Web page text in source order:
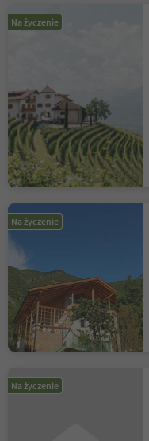
Na życzenie
Na życzenie
Na życzenie